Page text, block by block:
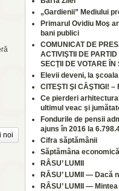
noi
„Gardienii” Mediului
Primarul Ovidiu Moş
bani publici
COMUNICAT DE
ACTIVIŞTII DE
SECŢII DE VOTARE
Elevii deveni, la
CITEŞTI ŞI CÂŞTIGI! –
Ce pierderi
ultimul veac şi
Fondurile de pensii
ajuns în 2016 la
Cifra săptămânii
Săptămâna economică
RÂSU’ LUMII
RÂSU’ LUMII — Dacă
RÂSU’ LUMII —